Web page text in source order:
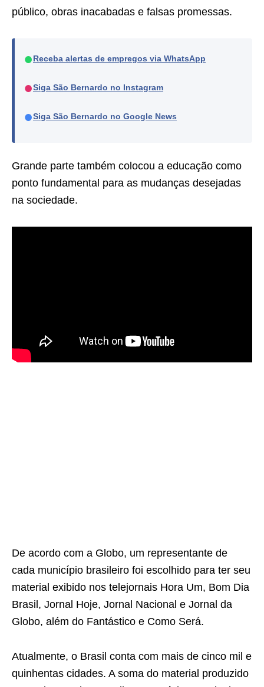
público, obras inacabadas e falsas promessas.
● Receba alertas de empregos via WhatsApp
●Siga São Bernardo no Instagram
●Siga São Bernardo no Google News
Grande parte também colocou a educação como
ponto fundamental para as mudanças desejadas
na sociedade.
De acordo com a Globo, um representante de
cada município brasileiro foi escolhido para ter seu
material exibido nos telejornais Hora Um, Bom Dia
Brasil, Jornal Hoje, Jornal Nacional e Jornal da
Globo, além do Fantástico e Como Será.
Atualmente, o Brasil conta com mais de cinco mil e
quinhentas cidades. A soma do material produzido